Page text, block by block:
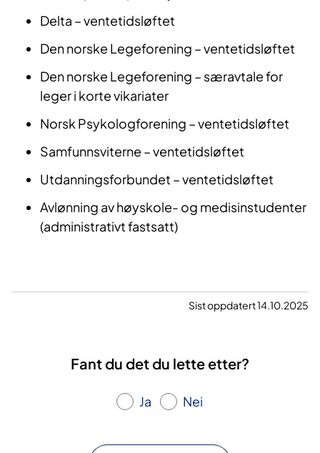
Delta – ventetidsløftet
Den norske Legeforening – ventetidsløftet
Den norske Legeforening – særavtale for
leger i korte vikariater
Norsk Psykologforening – ventetidsløftet
Samfunnsviterne – ventetidsløftet
Utdanningsforbundet – ventetidsløftet
Avlønning av høyskole- og medisinstudenter
(administrativt fastsatt)
Sist oppdatert 14.10.2025
Fant du det du lette etter?
Ja Nei